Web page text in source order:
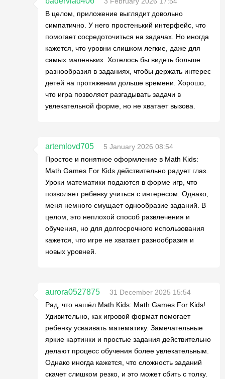
В целом, приложение выглядит довольно
симпатично. У него простенький интерфейс, что
помогает сосредоточиться на задачах. Но иногда
кажется, что уровни слишком легкие, даже для
самых маленьких. Хотелось бы видеть больше
разнообразия в заданиях, чтобы держать интерес
детей на протяжении дольше времени. Хорошо,
что игра позволяет разгадывать задачи в
увлекательной форме, но не хватает вызова.
artemlovd705
5 January 2026 08:54
Простое и понятное оформление в Math Kids:
Math Games For Kids действительно радует глаз.
Уроки математики подаются в форме игр, что
позволяет ребенку учиться с интересом. Однако,
меня немного смущает однообразие заданий. В
целом, это неплохой способ развлечения и
обучения, но для долгосрочного использования
кажется, что игре не хватает разнообразия и
новых уровней.
aurora0527875
31 December 2025 15:54
Рад, что нашёл Math Kids: Math Games For Kids!
Удивительно, как игровой формат помогает
ребенку усваивать математику. Замечательные
яркие картинки и простые задания действительно
делают процесс обучения более увлекательным.
Однако иногда кажется, что сложность заданий
скачет слишком резко, и это может сбить с толку.